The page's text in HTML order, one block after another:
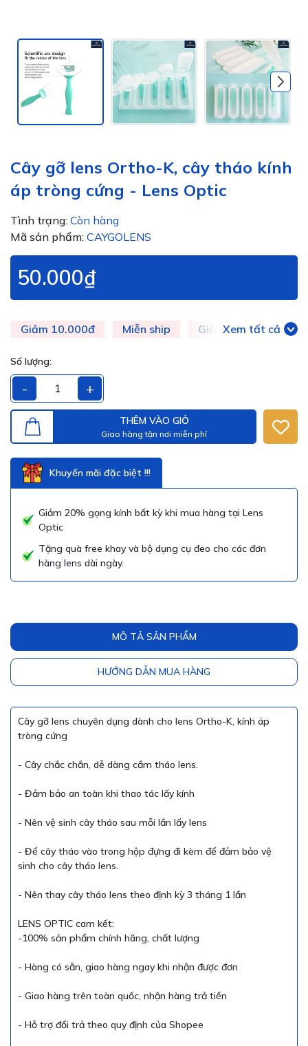
Cây gỡ lens Ortho-K, cây tháo kính
áp tròng cứng - Lens Optic
Tình trạng: Còn hàng
Mã sản phẩm: CAYGOLENS
50.000₫
Giảm 10.000đ Miễn ship Giảm 20k Giảm
Xem tất cả
Số lượng:
- +
THÊM VÀO GIỎ
Giao hàng tận nơi miễn phí
Khuyến mãi đặc biệt !!!
Giảm 20% gọng kính bất kỳ khi mua hàng tại Lens
Optic
Tặng quà free khay và bộ dụng cụ đeo cho các đơn
hàng lens dài ngày.
MÔ TẢ SẢN PHẨM
HƯỚNG DẪN MUA HÀNG
Cây gỡ lens chuyên dụng dành cho lens Ortho-K, kính áp
tròng cứng
- Cây chắc chắn, dễ dàng cầm tháo lens.
- Đảm bảo an toàn khi thao tác lấy kính
- Nên vệ sinh cây tháo sau mỗi lần lấy lens
- Để cây tháo vào trong hộp đựng đi kèm để đảm bảo vệ
sinh cho cây tháo lens.
- Nên thay cây tháo lens theo định kỳ 3 tháng 1 lần
LENS OPTIC cam kết:
-100% sản phẩm chính hãng, chất lượng
- Hàng có sẵn, giao hàng ngay khi nhận được đơn
- Giao hàng trên toàn quốc, nhận hàng trả tiền
- Hỗ trợ đổi trả theo quy định của Shopee